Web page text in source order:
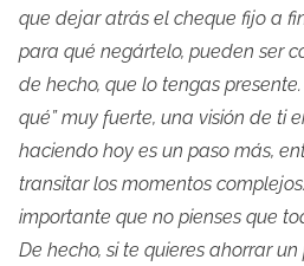
que dejar atrás el cheque fijo a
para qué negártelo, pueden ser
de hecho, que lo tengas
qué” muy fuerte, una visión de ti
haciendo hoy es un paso más,
transitar los momentos
importante que no pienses que
De hecho, si te quieres ahorrar